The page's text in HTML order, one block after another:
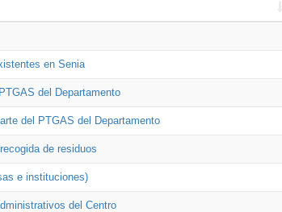
en Senia
del Departamento
del PTGAS del Departamento
de residuos
e instituciones)
del Centro